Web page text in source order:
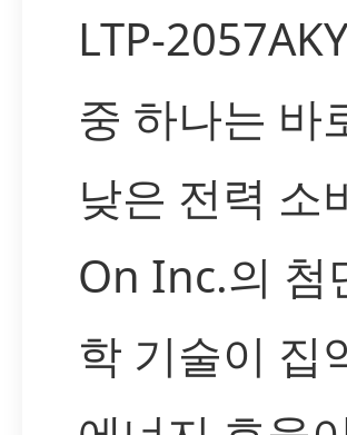
LTP-
중 하나는 바
낮은 전력 소
On Inc.의 첨
학 기술이 집